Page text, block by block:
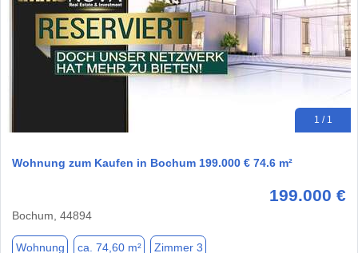
1 / 1
Wohnung zum Kaufen in Bochum 199.000 € 74.6 m²
199.000 €
Bochum, 44894
Wohnung ca. 74,60 m² Zimmer 3